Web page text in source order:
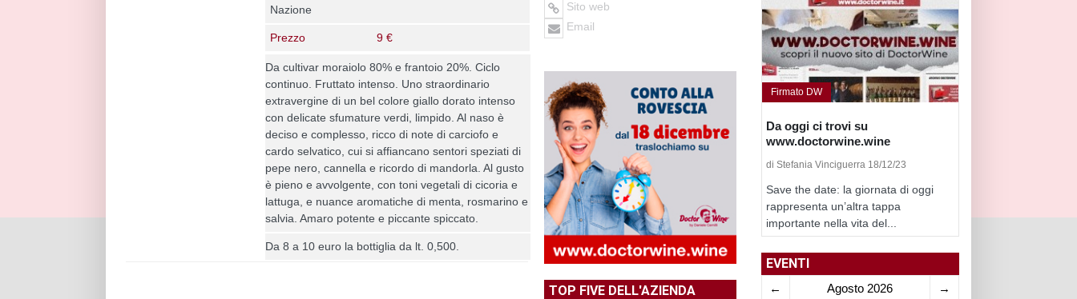
Nazione
Prezzo 9 €
Da cultivar moraiolo 80% e frantoio 20%. Ciclo
continuo. Fruttato intenso. Uno straordinario
extravergine di un bel colore giallo dorato intenso
con delicate sfumature verdi, limpido. Al naso è
deciso e complesso, ricco di note di carciofo e
cardo selvatico, cui si affiancano sentori speziati di
pepe nero, cannella e ricordo di mandorla. Al gusto
è pieno e avvolgente, con toni vegetali di cicoria e
lattuga, e nuance aromatiche di menta, rosmarino e
salvia. Amaro potente e piccante spiccato.
Da 8 a 10 euro la bottiglia da lt. 0,500.
Sito web
Email
TOP FIVE DELL'AZIENDA
Firmato DW
Da oggi ci trovi su
www.doctorwine.wine
di Stefania Vinciguerra 18/12/23
Save the date: la giornata di oggi
rappresenta un’altra tappa
importante nella vita del...
EVENTI
← Agosto 2026 →